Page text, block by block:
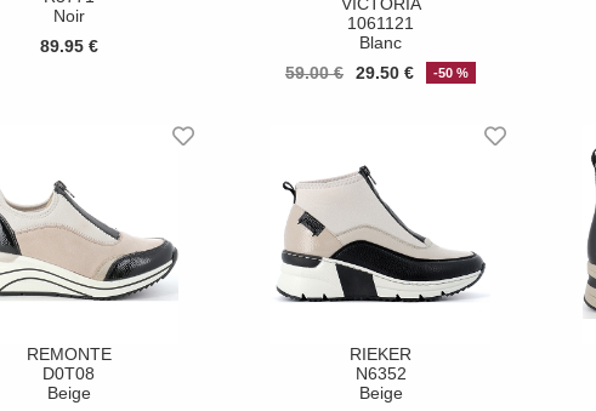
Noir
89.95 €
1061121
Blanc
59.00 €
29.50 € -50 %
REMONTE
D0T08
Beige
RIEKER
N6352
Beige